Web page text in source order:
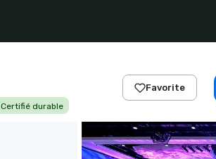
Certifié durable
Favorite